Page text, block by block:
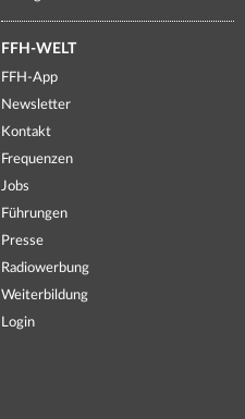
FFH-WELT
FFH-App
Newsletter
Kontakt
Frequenzen
Jobs
Führungen
Presse
Radiowerbung
Weiterbildung
Login